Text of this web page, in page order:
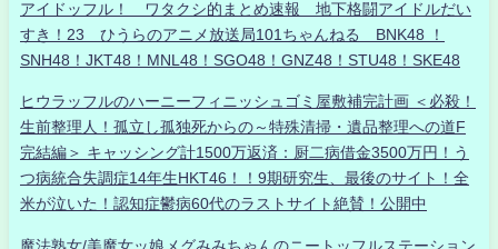
アイドッフル！ ワタクシ的まとめ速報 地下格闘アイドルだい
すき！23 ひうらのアニメ放送局101ちゃんねる BNK48 ！
SNH48！JKT48！MNL48！SGO48！GNZ48！STU48！SKE48
ヒウラッフルのハーニーフィニッシュゴミ屋敷補完計画 ＜必殺！
生前整理人！孤立し孤独死からの～特殊清掃・遺品整理への道F
完結編＞ キャッシング計1500万返済：厨二病借金3500万円！う
つ病統合失調症14年生HKT46！！9期研究生、最後のサイト！全
米が泣いた！認知症鬱病60代のラストサイト絶賛！公開中
魔法熟女/美魔女ッ娘メグみみちゃんのニートッフルステーション